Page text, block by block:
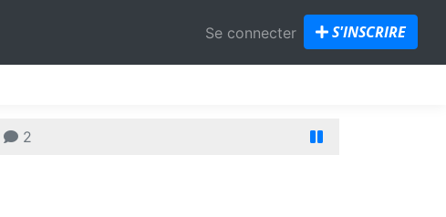
Se connecter S'INSCRIRE
2